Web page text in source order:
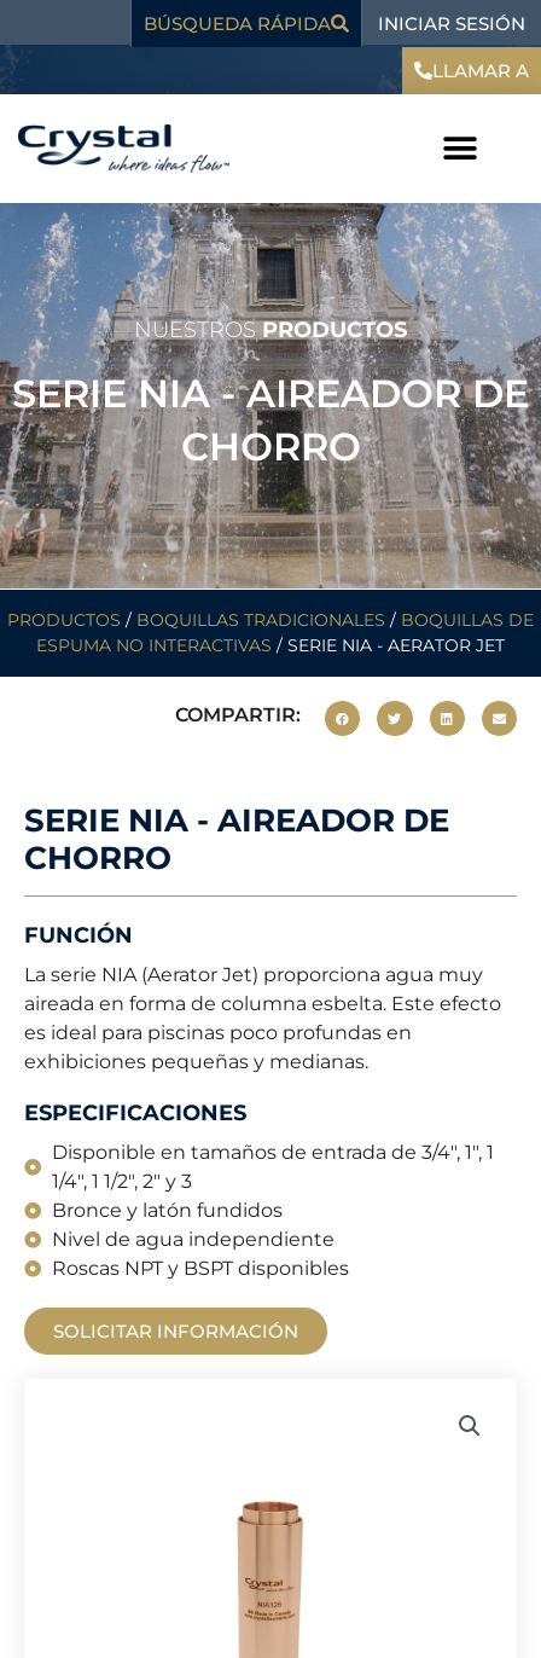
contenido
BÚSQUEDA RÁPIDA INICIAR SESIÓN
LLAMAR A
NUESTROSPRODUCTOS
SERIE NIA - AIREADOR DE
CHORRO
PRODUCTOS / BOQUILLAS TRADICIONALES / BOQUILLAS DE
ESPUMA NO INTERACTIVAS / SERIE NIA - AERATOR JET
COMPARTIR:
SERIE NIA - AIREADOR DE
CHORRO
FUNCIÓN
La serie NIA (Aerator Jet) proporciona agua muy
aireada en forma de columna esbelta. Este efecto
es ideal para piscinas poco profundas en
exhibiciones pequeñas y medianas.
ESPECIFICACIONES
Disponible en tamaños de entrada de 3/4", 1", 1
1/4", 1 1/2", 2" y 3
Bronce y latón fundidos
Nivel de agua independiente
Roscas NPT y BSPT disponibles
SOLICITAR INFORMACIÓN